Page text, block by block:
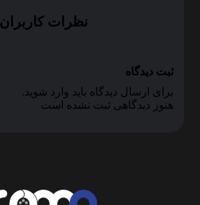
نظرات کاربران
ثبت دیدگاه
برای ارسال دیدگاه باید وارد شوید.
هنوز دیدگاهی ثبت نشده است